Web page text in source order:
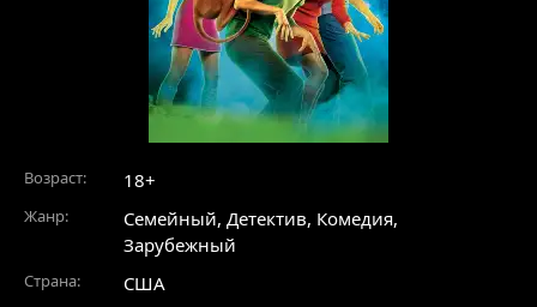
Возраст: 18+
Жанр: Семейный, Детектив, Комедия,
Зарубежный
Страна: США